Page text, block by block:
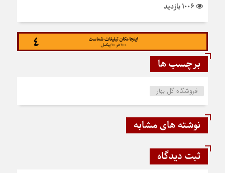
برچسب ها
فروشگاه گل بهار
نوشته های مشابه
ثبت دیدگاه